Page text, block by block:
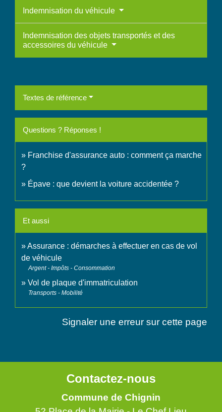
Indemnisation du véhicule
Indemnisation des objets transportés et des
accessoires du véhicule
Textes de référence
Questions ? Réponses !
Franchise d'assurance auto : comment ça marche
?
Épave : que devient la voiture accidentée ?
Et aussi
Assurance : démarches à effectuer en cas de vol
de véhicule
Argent - Impôts - Consommation
Vol de plaque d'immatriculation
Transports - Mobilité
Signaler une erreur sur cette page
Contactez-nous
Commune de Chignin